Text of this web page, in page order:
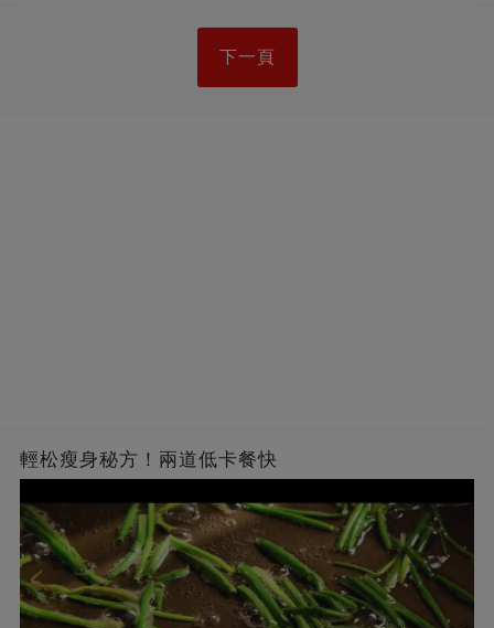
下一頁
輕松瘦身秘方！兩道低卡餐快